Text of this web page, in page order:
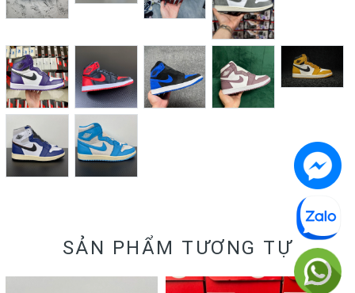
SẢN PHẨM TƯƠNG TỰ